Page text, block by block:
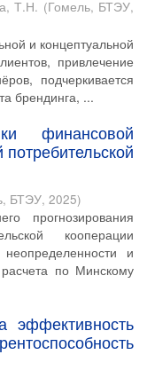
Т.Н. (Гомель, БТЭУ,
и концептуальной
привлечение
подчеркивается
брендинга, ...
финансовой
потребительской
БТЭУ, 2025)
прогнозирования
кооперации
и
по Минскому
эффективность